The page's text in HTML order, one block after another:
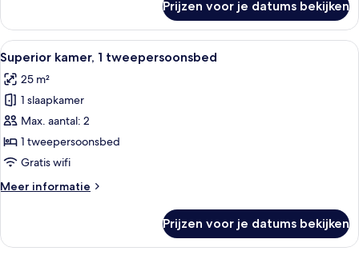
suite,
tweepersoonsbed
Prijzen voor je datums bekijken
Alle
foto's
voor
Superior
kamer,
1
tweepersoonsbed
Hotelkamer met een groot bed,
8
Superior kamer, 1 tweepersoonsbed
25 m²
1 slaapkamer
Max. aantal: 2
1 tweepersoonsbed
Gratis wifi
Meer informatie
Meer
kamer,
Prijzen voor je datums bekijken